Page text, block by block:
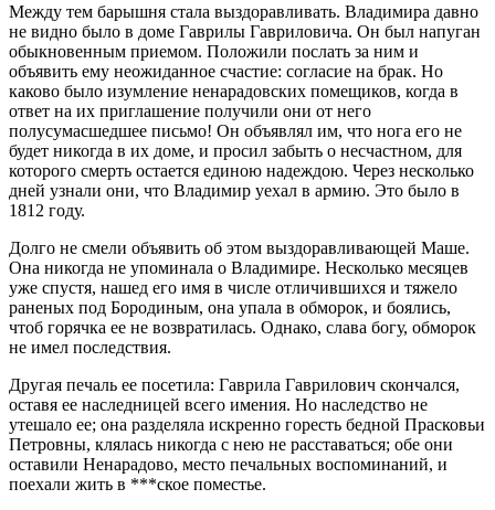
Между тем барышня стала выздоравливать. Владимира давно
не видно было в доме Гаврилы Гавриловича. Он был напуган
обыкновенным приемом. Положили послать за ним и
объявить ему неожиданное счастие: согласие на брак. Но
каково было изумление ненарадовских помещиков, когда в
ответ на их приглашение получили они от него
полусумасшедшее письмо! Он объявлял им, что нога его не
будет никогда в их доме, и просил забыть о несчастном, для
которого смерть остается единою надеждою. Через несколько
дней узнали они, что Владимир уехал в армию. Это было в
1812 году.
Долго не смели объявить об этом выздоравливающей Маше.
Она никогда не упоминала о Владимире. Несколько месяцев
уже спустя, нашед его имя в числе отличившихся и тяжело
раненых под Бородиным, она упала в обморок, и боялись,
чтоб горячка ее не возвратилась. Однако, слава богу, обморок
не имел последствия.
Другая печаль ее посетила: Гаврила Гаврилович скончался,
оставя ее наследницей всего имения. Но наследство не
утешало ее; она разделяла искренно горесть бедной Прасковьи
Петровны, клялась никогда с нею не расставаться; обе они
оставили Ненарадово, место печальных воспоминаний, и
поехали жить в ***ское поместье.